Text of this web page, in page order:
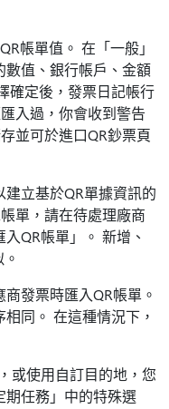
帳單值。 在「一般」
值、銀行帳戶、金額
確定後，發票日記帳行
入過，你會收到警告
並可於進口QR鈔票頁
立基於QR單據資訊的
單，請在待處理廠商
QR帳單」。 新增、
發票時匯入QR帳單。
同。 在這種情況下，
或使用自訂目的地，您
期任務」中的特殊選